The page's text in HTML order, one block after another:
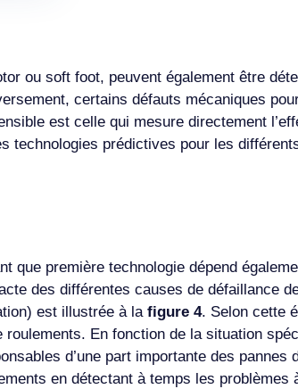
ou soft foot, peuvent également être
certains défauts mécaniques
est celle qui mesure directement
technologies prédictives pour les
que première technologie dépend
des différentes causes de défaillance
est illustrée à lafigure 4. Selon cette
En fonction de la situation
d’une part importante des
en détectant à temps les